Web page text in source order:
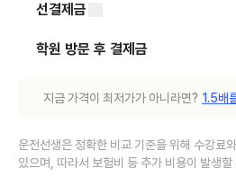
선결제금
학원 방문 후 결제금
지금 가격이 최저가가 아니라면? 1.5배
운전선생은 정확한 비교 기준을 위해 수강료
있으며, 따라서 보험비 등 추가 비용이 발생할